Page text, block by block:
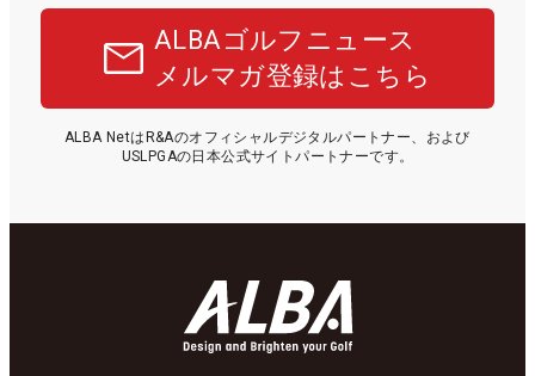
ALBAゴルフニュース
メルマガ登録はこちら
ALBA NetはR&Aのオフィシャルデジタルパートナー、および
USLPGAの日本公式サイトパートナーです。